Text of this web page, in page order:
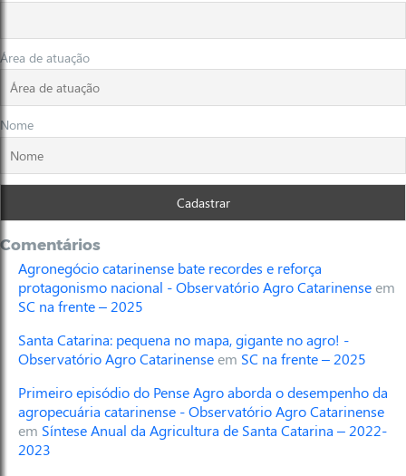
Área de atuação
Nome
Comentários
Agronegócio catarinense bate recordes e reforça
protagonismo nacional - Observatório Agro Catarinenseem
SC na frente – 2025
Santa Catarina: pequena no mapa, gigante no agro! -
Observatório Agro Catarinenseem SC na frente – 2025
Primeiro episódio do Pense Agro aborda o desempenho da
agropecuária catarinense - Observatório Agro Catarinense
em Síntese Anual da Agricultura de Santa Catarina – 2022-
2023